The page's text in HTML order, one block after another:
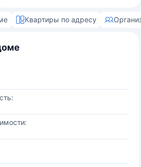
Квартиры по адресу